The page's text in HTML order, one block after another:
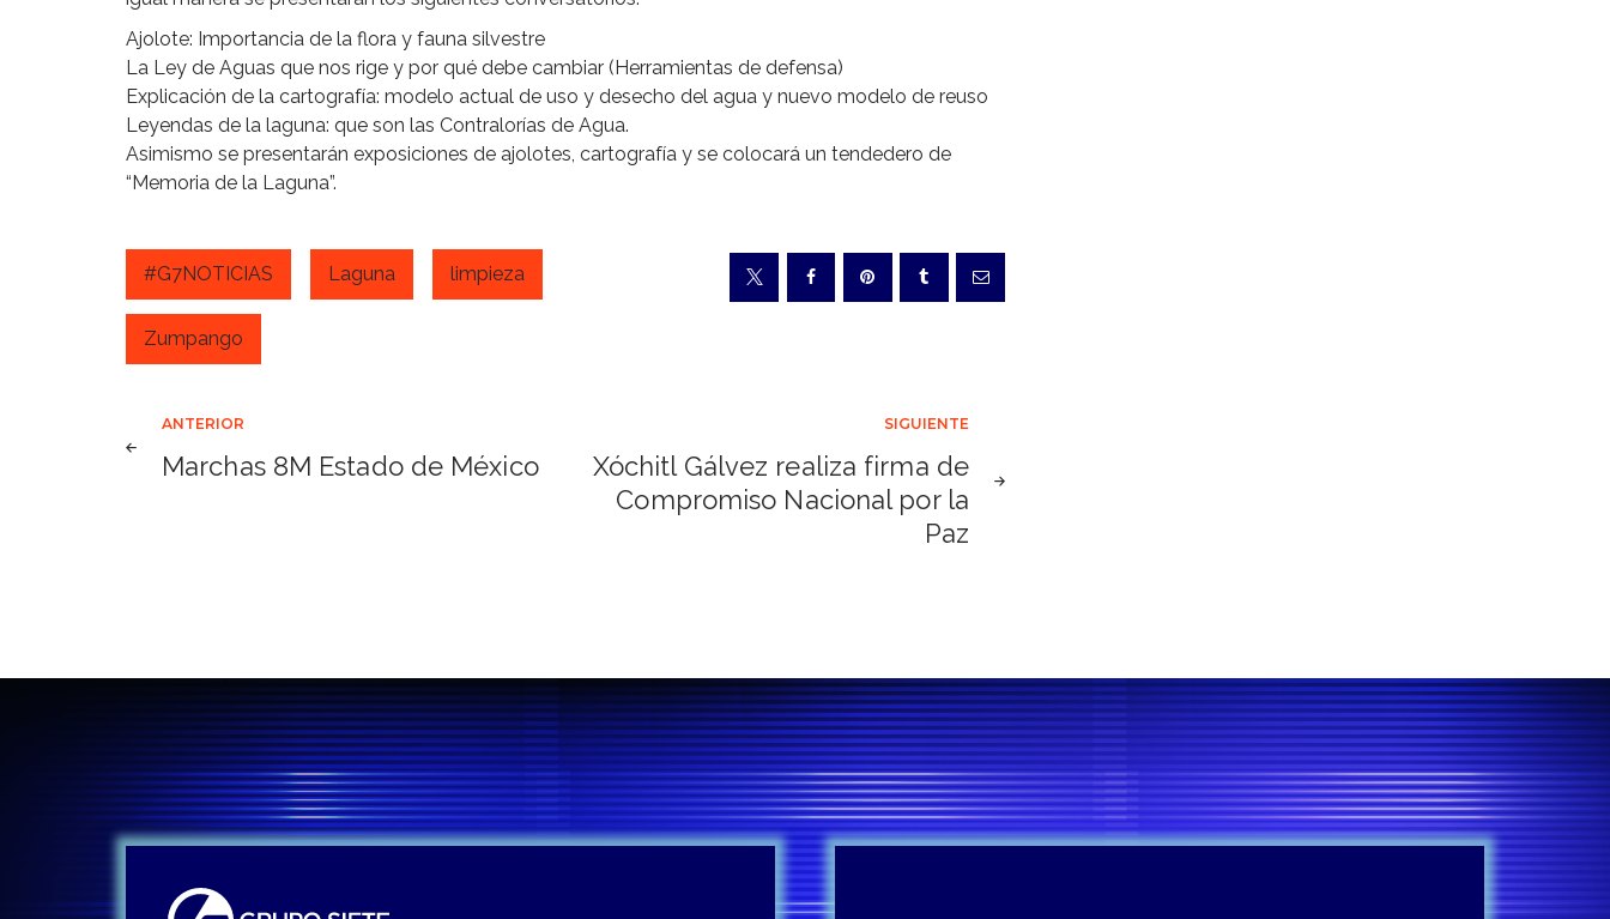
Ajolote: Importancia de la flora y fauna silvestre
La Ley de Aguas que nos rige y por qué debe cambiar (Herramientas de defensa)
Explicación de la cartografía: modelo actual de uso y desecho del agua y nuevo modelo de reuso
Leyendas de la laguna: que son las Contralorías de Agua.
Asimismo se presentarán exposiciones de ajolotes, cartografía y se colocará un tendedero de
“Memoria de la Laguna”.
#G7NOTICIAS Laguna limpieza
Zumpango
Navegación
ANTERIOR
Marchas 8M Estado de México
SIGUIENTE
Xóchitl Gálvez realiza firma de
Compromiso Nacional por la
Paz